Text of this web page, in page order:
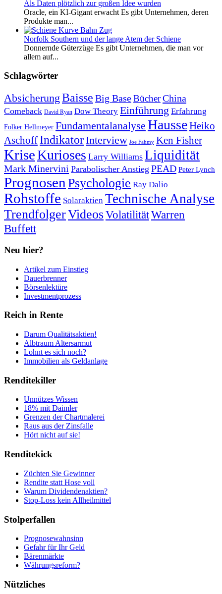
Als Daten plötzlich zur großen Idee wurden
Oracle, ein KI-Gigant erwacht Es gibt Unternehmen, deren
Produkte man...
Norfolk Southern und der lange Atem der Schiene
Donnernde Güterzüge Es gibt Unternehmen, die man vor
allem auf...
Schlagwörter
Absicherung Baisse Big BaseBücherChina
Comeback David Ryan Dow Theory Einführung Erfahrung
Folker Hellmeyer Fundamentalanalyse HausseHeiko
Aschoff IndikatorInterview Joe Fahmy Ken Fisher
KriseKurioses Larry Williams Liquidität
Mark Minervini Parabolischer Anstieg PEAD Peter Lynch
Prognosen Psychologie Ray Dalio
Rohstoffe Solaraktien Technische Analyse
TrendfolgerVideosVolatilitätWarren
Buffett
Neu hier?
Artikel zum Einstieg
Dauerbrenner
Börsenlektüre
Investmentprozess
Reich in Rente
Darum Qualitätsaktien!
Albtraum Altersarmut
Lohnt es sich noch?
Immobilien als Geldanlage
Renditekiller
Unnützes Wissen
18% mit Daimler
Grenzen der Chartmalerei
Raus aus der Zinsfalle
Hört nicht auf sie!
Renditekick
Züchten Sie Gewinner
Rendite statt Hose voll
Warum Dividendenaktien?
Stop-Loss kein Allheilmittel
Stolperfallen
Prognosewahnsinn
Gefahr für Ihr Geld
Bärenmärkte
Währungsreform?
Nützliches